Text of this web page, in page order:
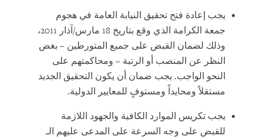
يجب إعادة فتح تحقيق النيابة العامة في هجوم
جمعة الكرامة الذي وقع بتاريخ 18 مارس/آذار 2011،
وذلك لضمان القبض على جميع المتورطين – بغض
النظر عن المنصب أو الرتبة – ومحاكمتهم على
النحو الواجب. يجب ضمان أن يكون التحقيق الجديد
مستقلاً ومحايداً ومستوفٍ للمعايير الدولية.
يجب تكريس الموارد الكافية والجهود اللازمة
للقبض على وجه السرعة على المدعى عليهم الـ